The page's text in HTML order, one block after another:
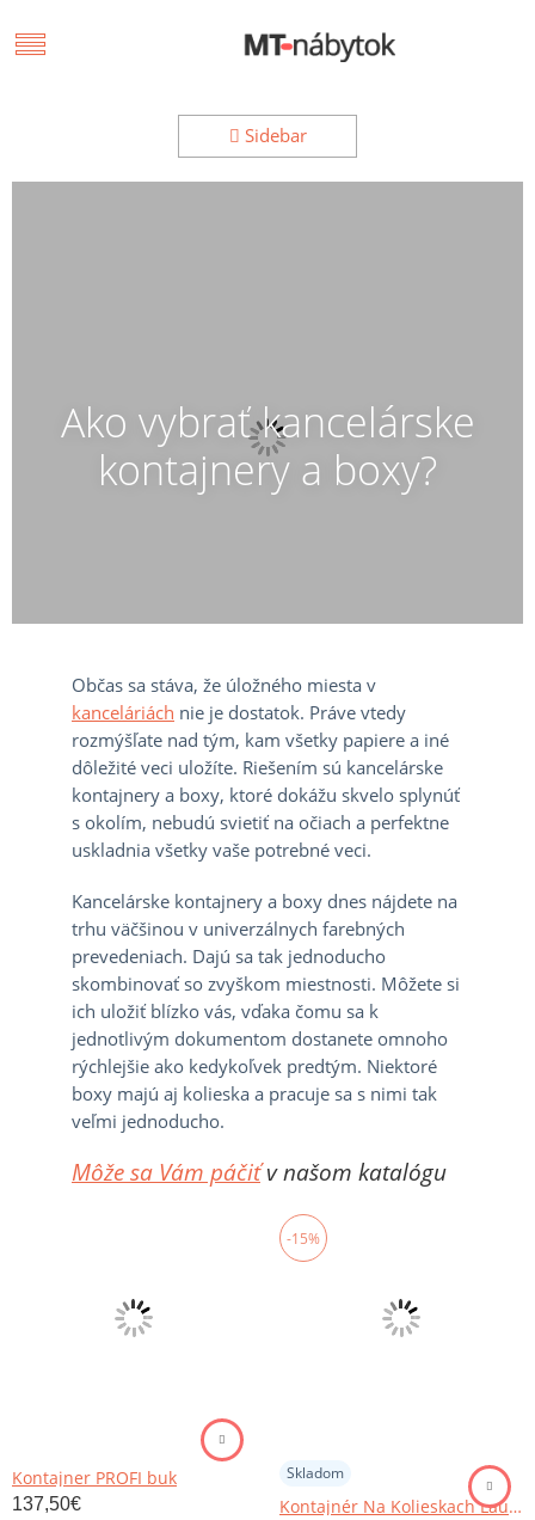
Sidebar
Ako vybrať kancelárske
kontajnery a boxy?
Občas sa stáva, že úložného miesta v
kanceláriách nie je dostatok. Práve vtedy
rozmýšľate nad tým, kam všetky papiere a iné
dôležité veci uložíte. Riešením sú kancelárske
kontajnery a boxy, ktoré dokážu skvelo splynúť
s okolím, nebudú svietiť na očiach a perfektne
uskladnia všetky vaše potrebné veci.
Kancelárske kontajnery a boxy dnes nájdete na
trhu väčšinou v univerzálnych farebných
prevedeniach. Dajú sa tak jednoducho
skombinovať so zvyškom miestnosti. Môžete si
ich uložiť blízko vás, vďaka čomu sa k
jednotlivým dokumentom dostanete omnoho
rýchlejšie ako kedykoľvek predtým. Niektoré
boxy majú aj kolieska a pracuje sa s nimi tak
veľmi jednoducho.
Môže sa Vám páčiťv našom katalógu
Kontajner PROFI buk
137,50€
-15%
Skladom
Kontajnér Na Kolieskach Laurenc